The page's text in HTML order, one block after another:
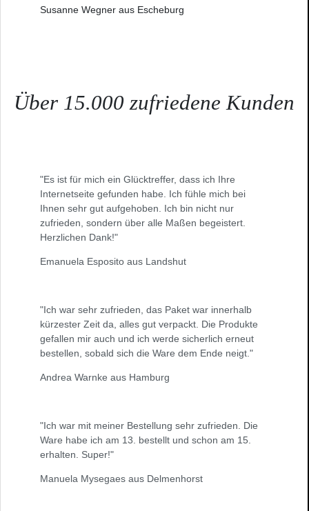
Susanne Wegner aus Escheburg
Über 15.000 zufriedene Kunden
"Es ist für mich ein Glücktreffer, dass ich Ihre
Internetseite gefunden habe. Ich fühle mich bei
Ihnen sehr gut aufgehoben. Ich bin nicht nur
zufrieden, sondern über alle Maßen begeistert.
Herzlichen Dank!"
Emanuela Esposito aus Landshut
"Ich war sehr zufrieden, das Paket war innerhalb
kürzester Zeit da, alles gut verpackt. Die Produkte
gefallen mir auch und ich werde sicherlich erneut
bestellen, sobald sich die Ware dem Ende neigt."
Andrea Warnke aus Hamburg
"Ich war mit meiner Bestellung sehr zufrieden. Die
Ware habe ich am 13. bestellt und schon am 15.
erhalten. Super!"
Manuela Mysegaes aus Delmenhorst